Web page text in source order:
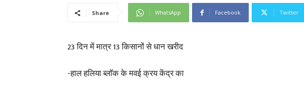
Share WhatsApp Facebook Twitter
23 दिन में मात्र 13 किसानों से धान खरीद
-हाल हलिया ब्लॉक के मवई क्रय केंद्र का